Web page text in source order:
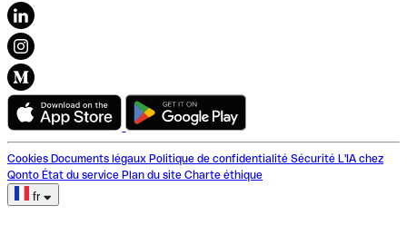
Cookies Documents légaux Politique de confidentialité Sécurité L'IA chez
Qonto État du service Plan du site Charte éthique
fr